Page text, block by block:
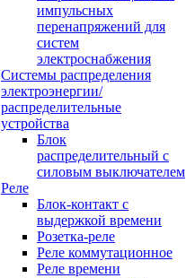
импульсных
перенапряжений для
систем
электроснабжения
Системы распределения
электроэнергии/
распределительные
устройства
Блок
распределительный с
силовым выключателем
Реле
Блок-контакт с
выдержкой времени
Розетка-реле
Реле коммутационное
Реле времени